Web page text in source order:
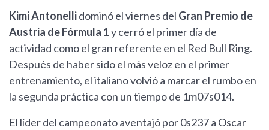
Kimi Antonellidominó el viernes del Gran Premio de
Austria de Fórmula 1y cerró el primer día de
actividad como el gran referente en el Red Bull Ring.
Después de haber sido el más veloz en el primer
entrenamiento, el italiano volvió a marcar el rumbo en
la segunda práctica con un tiempo de 1m07s014.
El líder del campeonato aventajó por 0s237 a Oscar